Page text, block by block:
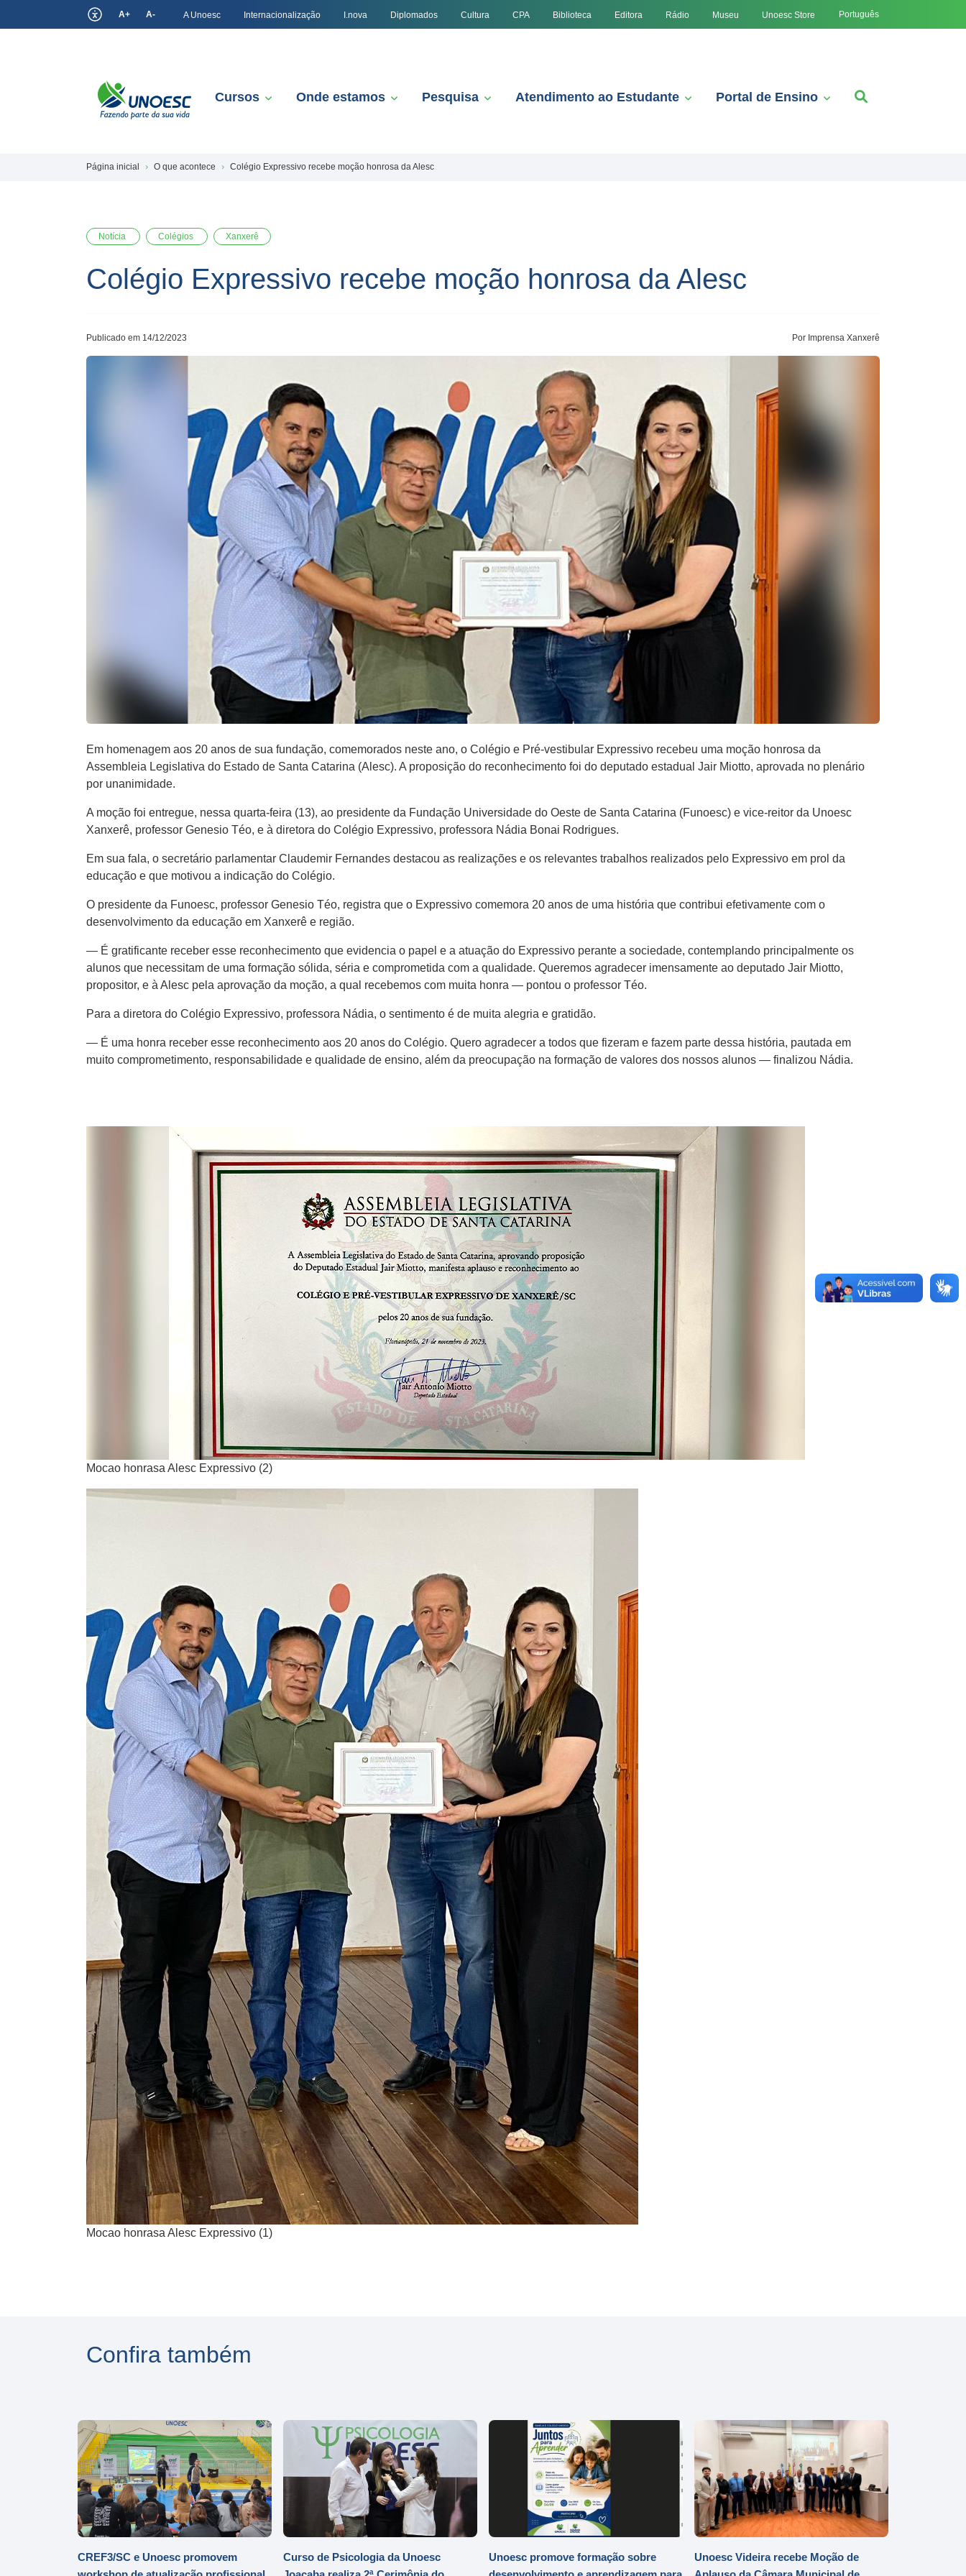
A+ A- A Unoesc Internacionalização I.nova Diplomados Cultura CPA Biblioteca Editora Rádio Museu Unoesc Store Português
Cursos Onde estamos Pesquisa Atendimento ao Estudante Portal de Ensino
Página inicial O que acontece Colégio Expressivo recebe moção honrosa da Alesc
Notícia Colégios Xanxerê
Colégio Expressivo recebe moção honrosa da Alesc
Publicado em 14/12/2023 Por Imprensa Xanxerê
Em homenagem aos 20 anos de sua fundação, comemorados neste ano, o Colégio e Pré-vestibular Expressivo recebeu uma moção honrosa da
Assembleia Legislativa do Estado de Santa Catarina (Alesc). A proposição do reconhecimento foi do deputado estadual Jair Miotto, aprovada no plenário
por unanimidade.
A moção foi entregue, nessa quarta-feira (13), ao presidente da Fundação Universidade do Oeste de Santa Catarina (Funoesc) e vice-reitor da Unoesc
Xanxerê, professor Genesio Téo, e à diretora do Colégio Expressivo, professora Nádia Bonai Rodrigues.
Em sua fala, o secretário parlamentar Claudemir Fernandes destacou as realizações e os relevantes trabalhos realizados pelo Expressivo em prol da
educação e que motivou a indicação do Colégio.
O presidente da Funoesc, professor Genesio Téo, registra que o Expressivo comemora 20 anos de uma história que contribui efetivamente com o
desenvolvimento da educação em Xanxerê e região.
— É gratificante receber esse reconhecimento que evidencia o papel e a atuação do Expressivo perante a sociedade, contemplando principalmente os
alunos que necessitam de uma formação sólida, séria e comprometida com a qualidade. Queremos agradecer imensamente ao deputado Jair Miotto,
propositor, e à Alesc pela aprovação da moção, a qual recebemos com muita honra — pontou o professor Téo.
Para a diretora do Colégio Expressivo, professora Nádia, o sentimento é de muita alegria e gratidão.
— É uma honra receber esse reconhecimento aos 20 anos do Colégio. Quero agradecer a todos que fizeram e fazem parte dessa história, pautada em
muito comprometimento, responsabilidade e qualidade de ensino, além da preocupação na formação de valores dos nossos alunos — finalizou Nádia.
Mocao honrasa Alesc Expressivo (2)
Mocao honrasa Alesc Expressivo (1)
Confira também
CREF3/SC e Unoesc promovem
Curso de Psicologia da Unoesc
Unoesc promove formação sobre
Unoesc Videira recebe Moção de